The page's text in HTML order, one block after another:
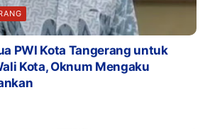
PWI Kota Tangerang untuk
Kota, Oknum Mengaku